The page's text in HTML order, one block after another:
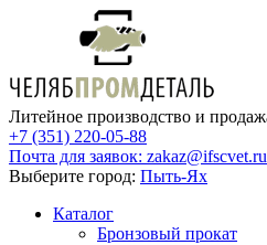
Литейное производство и
+7 (351) 220-05-88
Почта для заявок: zakaz@ifscvet.ru
Выберите город: Пыть-Ях
Каталог
Бронзовый прокат